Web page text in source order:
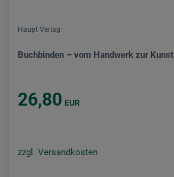
Haupt Verlag
Buchbinden – vom Handwerk zur Kunst
26,80 EUR
zzgl. Versandkosten